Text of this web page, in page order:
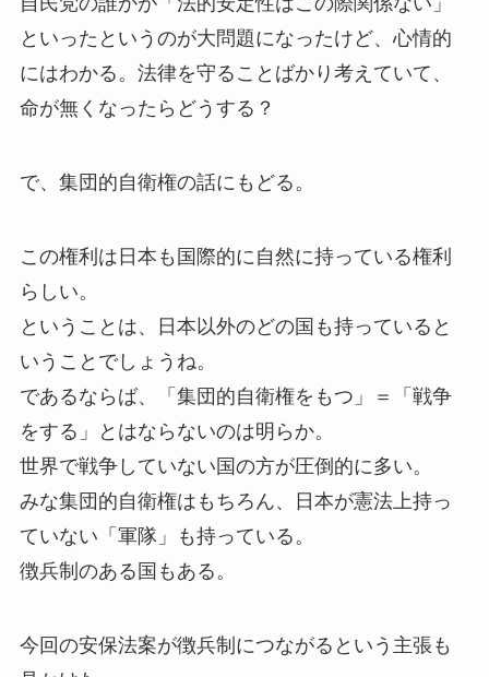
といったというのが大問題になったけど、心情的
にはわかる。法律を守ることばかり考えていて、
命が無くなったらどうする？
で、集団的自衛権の話にもどる。
この権利は日本も国際的に自然に持っている権利
らしい。
ということは、日本以外のどの国も持っていると
いうことでしょうね。
であるならば、「集団的自衛権をもつ」＝「戦争
をする」とはならないのは明らか。
世界で戦争していない国の方が圧倒的に多い。
みな集団的自衛権はもちろん、日本が憲法上持っ
ていない「軍隊」も持っている。
徴兵制のある国もある。
今回の安保法案が徴兵制につながるという主張も